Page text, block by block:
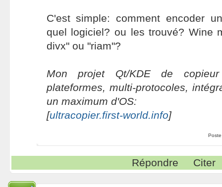
C'est simple: comment encoder
quel logiciel? ou les trouvé? Wine
divx" ou "riam"?
Mon projet Qt/KDE de
plateformes, multi-protocoles,
un maximum d'OS:
[ultracopier.first-world.info]
Répondre Citer